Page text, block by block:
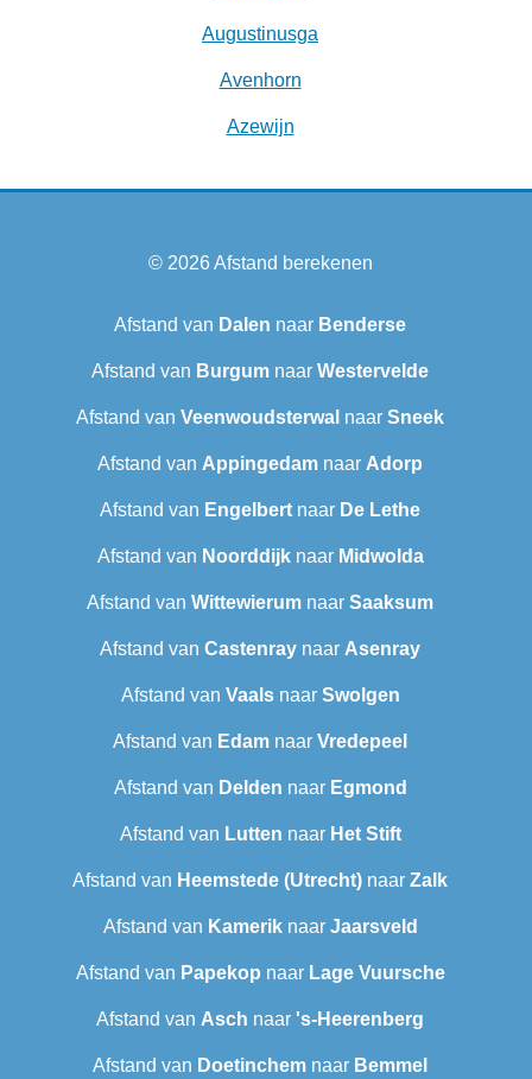
Augustinusga
Avenhorn
Azewijn
© 2026Afstand berekenen
Afstand van Dalen naar Benderse
Afstand van Burgum naar Westervelde
Afstand van Veenwoudsterwal naar Sneek‎
Afstand van Appingedam naar Adorp
Afstand van Engelbert naar De Lethe
Afstand van Noorddijknaar Midwolda
Afstand van Wittewierum naar Saaksum
Afstand van Castenray naar Asenray
Afstand van Vaalsnaar Swolgen
Afstand van Edam naar Vredepeel
Afstand van Delden naar Egmond
Afstand van Lutten naar Het Stift
Afstand van Heemstede (Utrecht) naar Zalk
Afstand van Kameriknaar Jaarsveld
Afstand van Papekop naar Lage Vuursche
Afstand van Asch naar 's-Heerenberg
Afstand van Doetinchem naar Bemmel